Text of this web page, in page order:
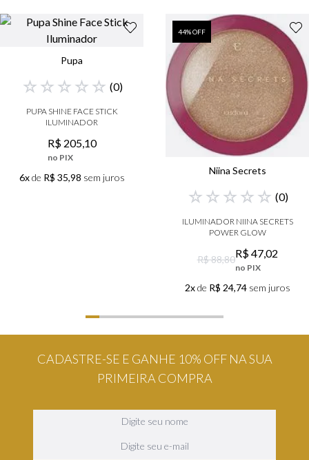
Pupa
☆ ☆ ☆ ☆ ☆ (0)
PUPA SHINE FACE STICK
ILUMINADOR
R$ 205,10
no PIX
6xde R$ 35,98 sem juros
44% OFF
Niina Secrets
☆ ☆ ☆ ☆ ☆ (0)
ILUMINADOR NIINA SECRETS
POWER GLOW
R$ 88,80R$47,02
no PIX
2xde R$ 24,74sem juros
CADASTRE-SE E GANHE 10% OFF NA SUA
PRIMEIRA COMPRA